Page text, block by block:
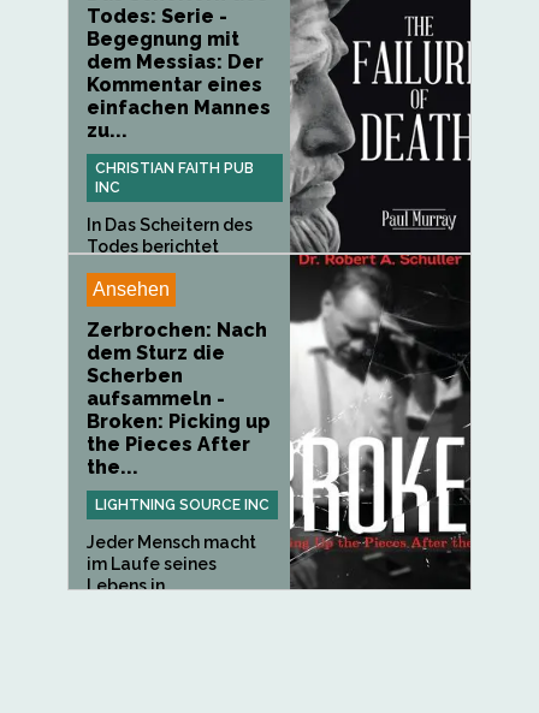
Todes: Serie -
Begegnung mit
dem Messias: Der
Kommentar eines
einfachen Mannes
zu...
CHRISTIAN FAITH PUB
INC
In Das Scheitern des
Todes berichtet
Ansehen
Zerbrochen: Nach
dem Sturz die
Scherben
aufsammeln -
Broken: Picking up
the Pieces After
the...
LIGHTNING SOURCE INC
Jeder Mensch macht
im Laufe seines
Lebens in...